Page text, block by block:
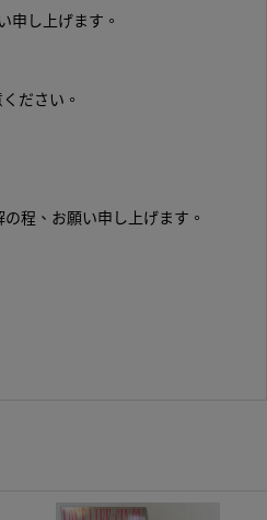
申し上げます。
ださい。
程、お願い申し上げます。